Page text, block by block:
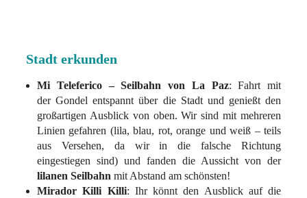
Stadt erkunden
Mi Teleferico – Seilbahn von La Paz: Fahrt mit
der Gondel entspannt über die Stadt und genießt den
großartigen Ausblick von oben. Wir sind mit mehreren
Linien gefahren (lila, blau, rot, orange und weiß – teils
aus Versehen, da wir in die falsche Richtung
eingestiegen sind) und fanden die Aussicht von der
lilanen Seilbahn mit Abstand am schönsten!
Mirador Killi Killi: Ihr könnt den Ausblick auf die